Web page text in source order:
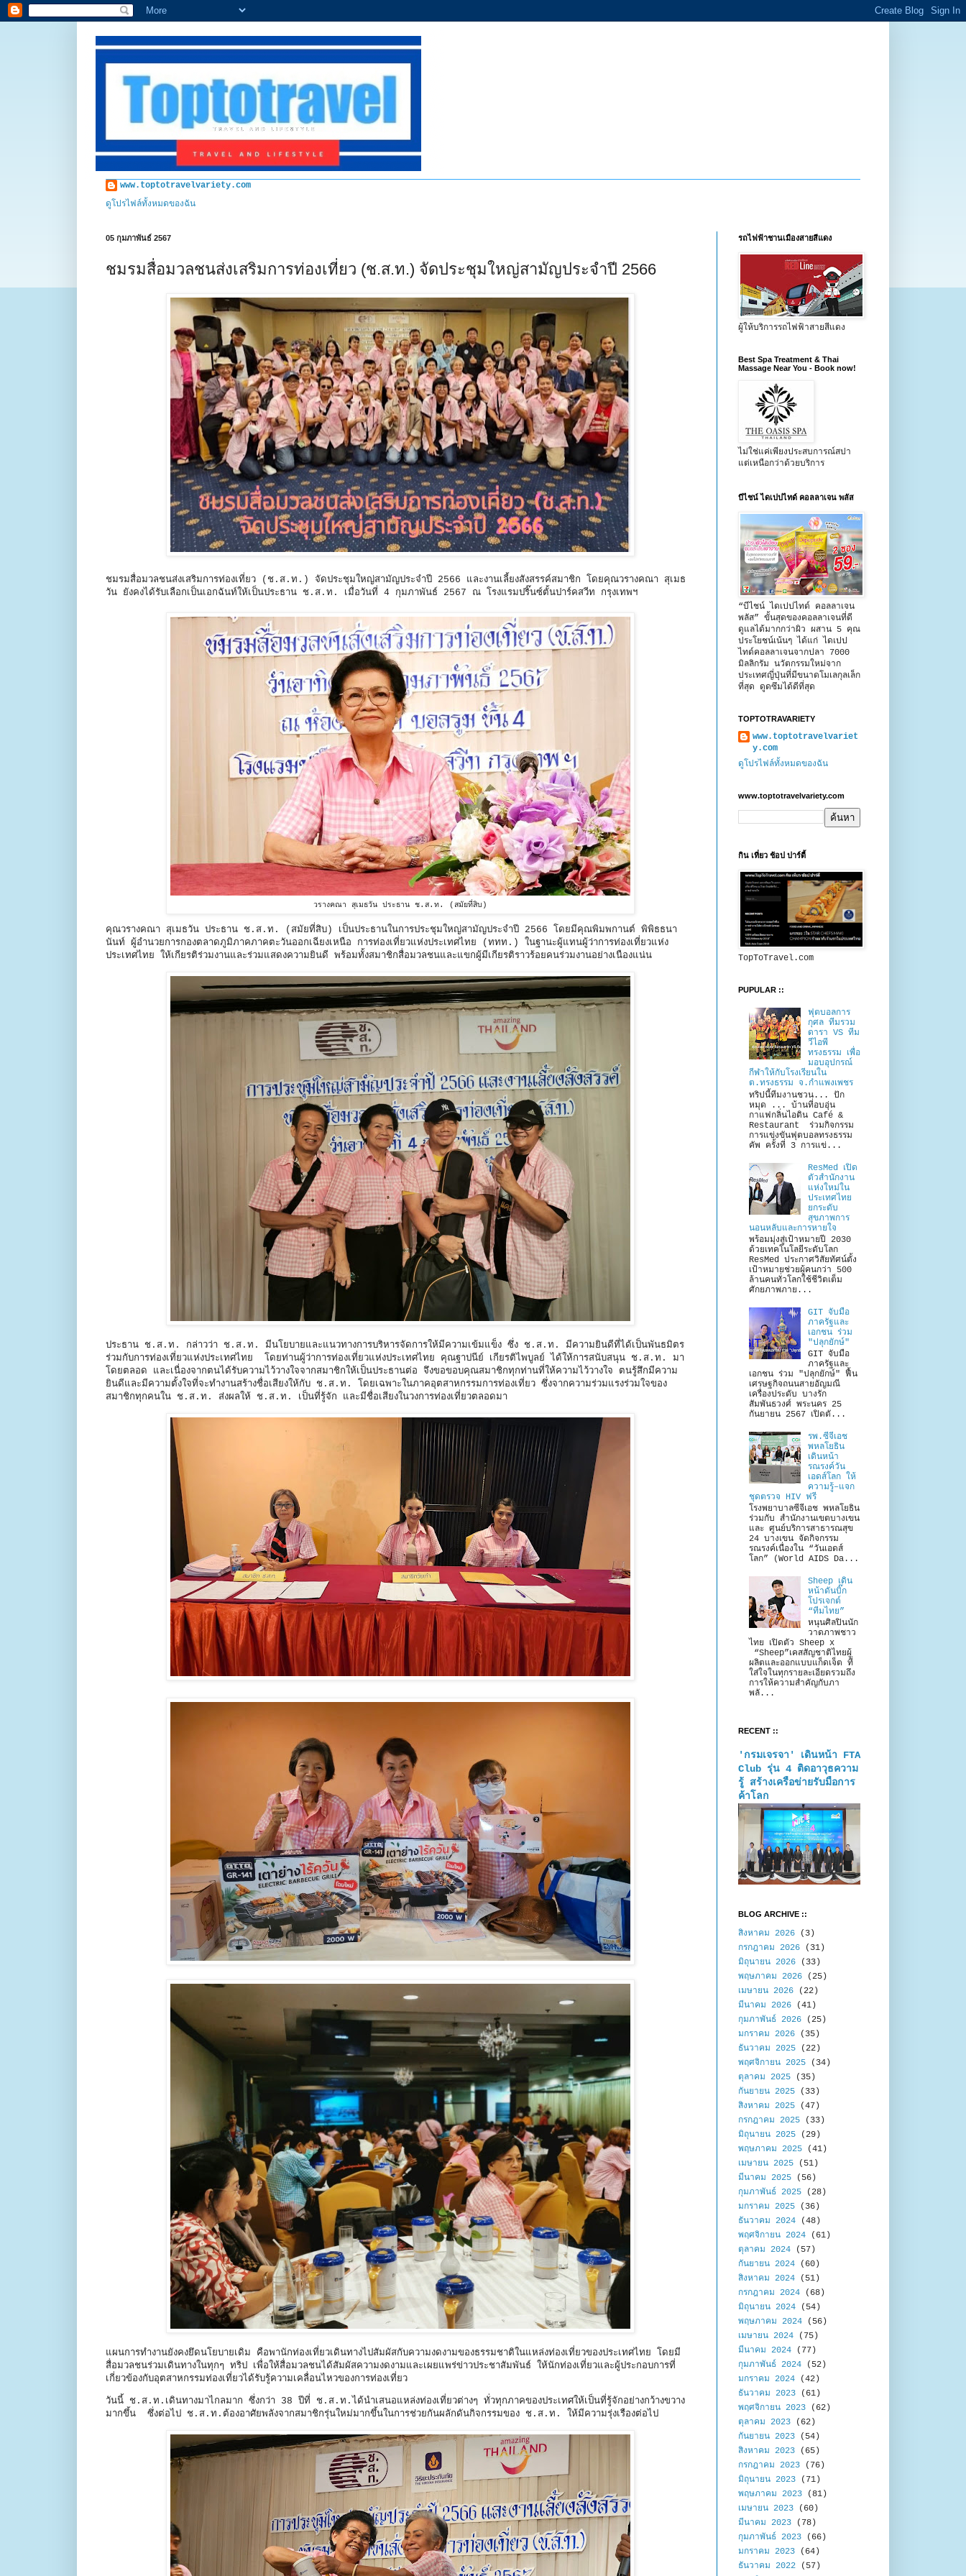
www.toptotravelvariety.com
ดูโปรไฟล์ทั้งหมดของฉัน
05 กุมภาพันธ์ 2567
ชมรมสื่อมวลชนส่งเสริมการท่องเที่ยว (ช.ส.ท.) จัดประชุมใหญ่สามัญประจำปี 2566
ชมรมสื่อมวลชนส่งเสริมการท่องเที่ยว (ช.ส.ท.) จัดประชุมใหญ่สามัญประจำปี 2566 และงานเลี้ยงสังสรรค์สมาชิก โดยคุณวรางคณา สุเมธ
วัน ยังคงได้รับเลือกเป็นเอกฉันท์ให้เป็นประธาน ช.ส.ท. เมื่อวันที่ 4 กุมภาพันธ์ 2567 ณ โรงแรมปริ๊นซ์ตั้นปาร์คสวีท กรุงเทพฯ
วรางคณา สุเมธวัน ประธาน ช.ส.ท. (สมัยที่สิบ)
คุณวรางคณา สุเมธวัน ประธาน ช.ส.ท. (สมัยที่สิบ) เป็นประธานในการประชุมใหญ่สามัญประจำปี 2566 โดยมีคุณพิมพกานต์ พิพิธธนา
นันท์ ผู้อำนวยการกองตลาดภูมิภาคภาคตะวันออกเฉียงเหนือ การท่องเที่ยวแห่งประเทศไทย (ททท.) ในฐานะผู้แทนผู้ว่าการท่องเที่ยวแห่ง
ประเทศไทย ให้เกียรติร่วมงานและร่วมแสดงความยินดี พร้อมทั้งสมาชิกสื่อมวลชนและแขกผู้มีเกียรติราวร้อยคนร่วมงานอย่างเนืองแน่น
ประธาน ช.ส.ท. กล่าวว่า ช.ส.ท. มีนโยบายและแนวทางการบริหารจัดการให้มีความเข้มแข็ง ซึ่ง ช.ส.ท. มีความยินดีที่ได้เป็นพันธมิตร
ร่วมกับการท่องเที่ยวแห่งประเทศไทย โดยท่านผู้ว่าการท่องเที่ยวแห่งประเทศไทย คุณฐาปนีย์ เกียรติไพบูลย์ ได้ให้การสนับสนุน ช.ส.ท. มา
โดยตลอด และเนื่องจากตนได้รับความไว้วางใจจากสมาชิกให้เป็นประธานต่อ จึงขอขอบคุณสมาชิกทุกท่านที่ให้ความไว้วางใจ ตนรู้สึกมีความ
ยินดีและมีความตั้งใจที่จะทำงานสร้างชื่อเสียงให้กับ ช.ส.ท. โดยเฉพาะในภาคอุตสาหกรรมการท่องเที่ยว ซึ่งจากความร่วมแรงร่วมใจของ
สมาชิกทุกคนใน ช.ส.ท. ส่งผลให้ ช.ส.ท. เป็นที่รู้จัก และมีชื่อเสียงในวงการท่องเที่ยวตลอดมา
แผนการทำงานยังคงยึดนโยบายเดิม คือพานักท่องเที่ยวเดินทางไปสัมผัสกับความงดงามของธรรมชาติในแหล่งท่องเที่ยวของประเทศไทย โดยมี
สื่อมวลชนร่วมเดินทางในทุกๆ ทริป เพื่อให้สื่อมวลชนได้สัมผัสความงดงามและเผยแพร่ข่าวประชาสัมพันธ์ ให้นักท่องเที่ยวและผู้ประกอบการที่
เกี่ยวข้องกับอุตสาหกรรมท่องเที่ยวได้รับรู้ความเคลื่อนไหวของการท่องเที่ยว
วันนี้ ช.ส.ท.เดินทางมาไกลมาก ซึ่งกว่า 38 ปีที่ ช.ส.ท.ได้นำเสนอแหล่งท่องเที่ยวต่างๆ ทั่วทุกภาคของประเทศให้เป็นที่รู้จักอย่างกว้างขวาง
มากขึ้น ซึ่งต่อไป ช.ส.ท.ต้องอาศัยพลังจากสมาชิกรุ่นใหม่มากขึ้นในการช่วยกันผลักดันกิจกรรมของ ช.ส.ท. ให้มีความรุ่งเรืองต่อไป
รถไฟฟ้าชานเมืองสายสีแดง
ผู้ให้บริการรถไฟฟ้าสายสีแดง
Best Spa Treatment & Thai
Massage Near You - Book now!
ไม่ใช่แค่เพียงประสบการณ์สปา
แต่เหนือกว่าด้วยบริการ
บีไชน์ ไดเปปไทด์ คอลลาเจน พลัส
“บีไชน์ ไดเปปไทด์ คอลลาเจน
พลัส” ขั้นสุดของคอลลาเจนที่ดี
ดูแลได้มากกว่าผิว ผสาน 5 คุณ
ประโยชน์เน้นๆ ได้แก่ ไดเปป
ไทด์คอลลาเจนจากปลา 7000
มิลลิกรัม นวัตกรรมใหม่จาก
ประเทศญี่ปุ่นที่มีขนาดโมเลกุลเล็ก
ที่สุด ดูดซึมได้ดีที่สุด
TOPTOTRAVARIETY
www.toptotravelvariet
y.com
ดูโปรไฟล์ทั้งหมดของฉัน
www.toptotravelvariety.com
กิน เที่ยว ช้อป ปาร์ตี้
TopToTravel.com
PUPULAR ::
ฟุตบอลการ
กุศล ทีมรวม
ดารา VS ทีม
วีไอพี
ทรงธรรม เพื่อ
มอบอุปกรณ์
กีฬาให้กับโรงเรียนใน
ต.ทรงธรรม จ.กำแพงเพชร
ทริปนี้ทีมงานชวน... ปัก
หมุด ... บ้านที่อบอุ่น
กาแฟกลิ่นไอดิน Café &
Restaurant ร่วมกิจกรรม
การแข่งขันฟุตบอลทรงธรรม
คัพ ครั้งที่ 3 การแข่...
ResMed เปิด
ตัวสำนักงาน
แห่งใหม่ใน
ประเทศไทย
ยกระดับ
สุขภาพการ
นอนหลับและการหายใจ
พร้อมมุ่งสู่เป้าหมายปี 2030
ด้วยเทคโนโลยีระดับโลก
ResMed ประกาศวิสัยทัศน์ตั้ง
เป้าหมายช่วยผู้คนกว่า 500
ล้านคนทั่วโลกใช้ชีวิตเต็ม
ศักยภาพภาย...
GIT จับมือ
ภาครัฐและ
เอกชน ร่วม
"ปลุกยักษ์"
GIT จับมือ
ภาครัฐและ
เอกชน ร่วม "ปลุกยักษ์" ฟื้น
เศรษฐกิจถนนสายอัญมณี
เครื่องประดับ บางรัก
สัมพันธวงศ์ พระนคร 25
กันยายน 2567 เปิดตั...
รพ.ซีจีเอช
พหลโยธิน
เดินหน้า
รณรงค์วัน
เอดส์โลก ให้
ความรู้–แจก
ชุดตรวจ HIV ฟรี
โรงพยาบาลซีจีเอช พหลโยธิน
ร่วมกับ สำนักงานเขตบางเขน
และ ศูนย์บริการสาธารณสุข
24 บางเขน จัดกิจกรรม
รณรงค์เนื่องใน “วันเอดส์
โลก” (World AIDS Da...
Sheep เดิน
หน้าดันบิ๊ก
โปรเจกต์
“ทีมไทย”
หนุนศิลปินนัก
วาดภาพชาว
ไทย เปิดตัว Sheep x
“Sheep”เคสสัญชาติไทยผู้
ผลิตและออกแบบแก็ดเจ็ต ที่
ใส่ใจในทุกรายละเอียดรวมถึง
การให้ความสำคัญกับภา
พลั...
RECENT ::
'กรมเจรจา' เดินหน้า FTA
Club รุ่น 4 ติดอาวุธความ
รู้ สร้างเครือข่ายรับมือการ
ค้าโลก
BLOG ARCHIVE ::
สิงหาคม 2026 (3)
กรกฎาคม 2026 (31)
มิถุนายน 2026 (33)
พฤษภาคม 2026 (25)
เมษายน 2026 (22)
มีนาคม 2026 (41)
กุมภาพันธ์ 2026 (25)
มกราคม 2026 (35)
ธันวาคม 2025 (22)
พฤศจิกายน 2025 (34)
ตุลาคม 2025 (35)
กันยายน 2025 (33)
สิงหาคม 2025 (47)
กรกฎาคม 2025 (33)
มิถุนายน 2025 (29)
พฤษภาคม 2025 (41)
เมษายน 2025 (51)
มีนาคม 2025 (56)
กุมภาพันธ์ 2025 (28)
มกราคม 2025 (36)
ธันวาคม 2024 (48)
พฤศจิกายน 2024 (61)
ตุลาคม 2024 (57)
กันยายน 2024 (60)
สิงหาคม 2024 (51)
กรกฎาคม 2024 (68)
มิถุนายน 2024 (54)
พฤษภาคม 2024 (56)
เมษายน 2024 (75)
มีนาคม 2024 (77)
กุมภาพันธ์ 2024 (52)
มกราคม 2024 (42)
ธันวาคม 2023 (61)
พฤศจิกายน 2023 (62)
ตุลาคม 2023 (62)
กันยายน 2023 (54)
สิงหาคม 2023 (65)
กรกฎาคม 2023 (76)
มิถุนายน 2023 (71)
พฤษภาคม 2023 (81)
เมษายน 2023 (60)
มีนาคม 2023 (78)
กุมภาพันธ์ 2023 (66)
มกราคม 2023 (64)
ธันวาคม 2022 (57)